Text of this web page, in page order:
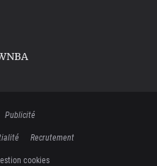
Publicité
Recrutement
cookies